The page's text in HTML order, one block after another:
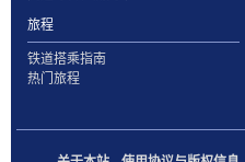
旅程
铁道搭乘指南
热门旅程